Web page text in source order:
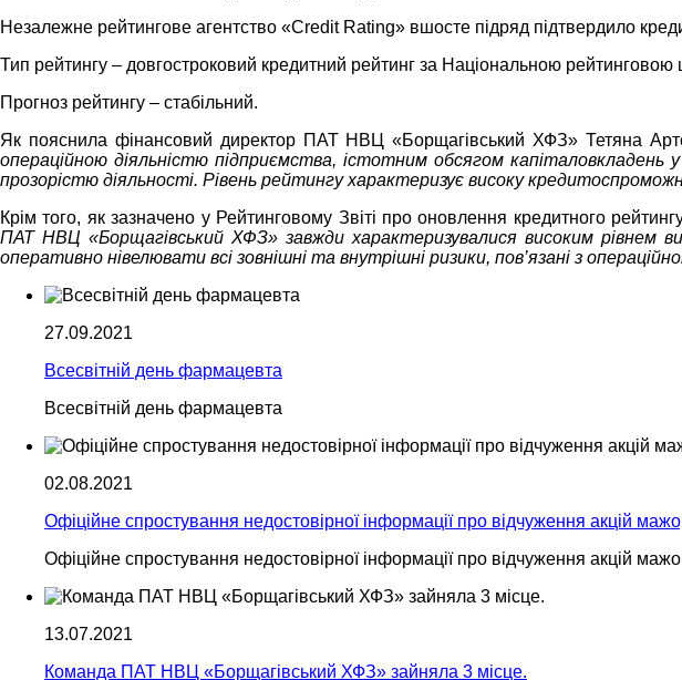
Незалежне рейтингове агентство «Credit Rating» вшосте підряд підтвердило
Тип рейтингу – довгостроковий кредитний рейтинг за Національною
Прогноз рейтингу – стабільний.
Як пояснила фінансовий директор ПАТ НВЦ «Борщагівський ХФЗ» Тетяна
операційною діяльністю підприємства, істотним обсягом
прозорістю діяльності. Рівень рейтингухарактеризує високу
Крім того, як зазначено у Рейтинговому Звіті про оновлення кредитного
ПАТ НВЦ «Борщагівський ХФЗ» завжди характеризувалися високим рівнем
оперативно нівелювати всі зовнішні та внутрішні ризики, пов’язані з
27.09.2021
Всесвітній день фармацевта
Всесвітній день фармацевта
02.08.2021
Офіційне спростування недостовірної інформації про відчуження акцій
Офіційне спростування недостовірної інформації про відчуження акцій
13.07.2021
Команда ПАТ НВЦ «Борщагівський ХФЗ» зайняла 3 місце.